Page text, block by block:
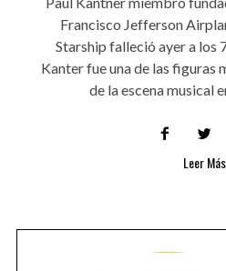
Francisco Jefferson
Starship falleció ayer a los
Kanter fue una de las figuras
de la escena musical
Leer Más